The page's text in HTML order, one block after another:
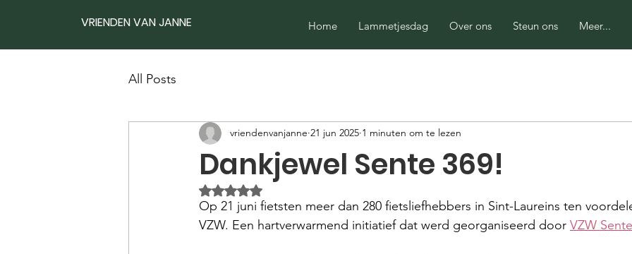
VRIENDEN VAN JANNE Home Lammetjesdag Over ons Steun ons Meer...
All Posts
Dankjewel Sente 369!
vriendenvanjanne 21 jun 2025 1 minuten om te lezen
Beoordeeld met NaN uit 5 sterren.
Op 21 juni fietsten meer dan 280 fietsliefhebbers in Sint-Laureins ten
VZW. Een hartverwarmend initiatief dat werd georganiseerd door VZW